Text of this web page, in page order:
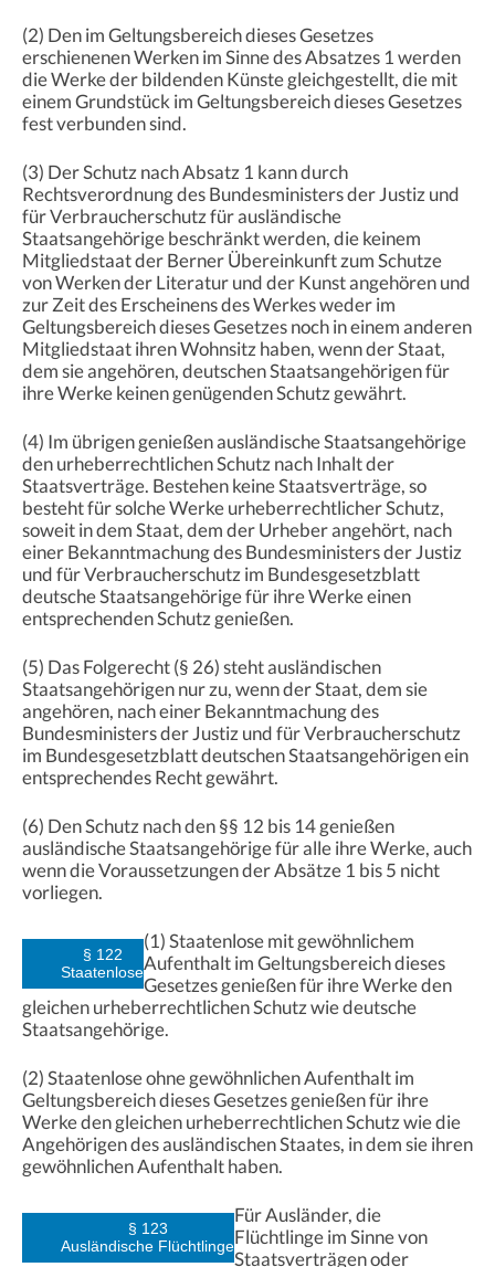
(2) Den im Geltungsbereich dieses Gesetzes
erschienenen Werken im Sinne des Absatzes 1 werden
die Werke der bildenden Künste gleichgestellt, die mit
einem Grundstück im Geltungsbereich dieses Gesetzes
fest verbunden sind.
(3) Der Schutz nach Absatz 1 kann durch
Rechtsverordnung des Bundesministers der Justiz und
für Verbraucherschutz für ausländische
Staatsangehörige beschränkt werden, die keinem
Mitgliedstaat der Berner Übereinkunft zum Schutze
von Werken der Literatur und der Kunst angehören und
zur Zeit des Erscheinens des Werkes weder im
Geltungsbereich dieses Gesetzes noch in einem anderen
Mitgliedstaat ihren Wohnsitz haben, wenn der Staat,
dem sie angehören, deutschen Staatsangehörigen für
ihre Werke keinen genügenden Schutz gewährt.
(4) Im übrigen genießen ausländische Staatsangehörige
den urheberrechtlichen Schutz nach Inhalt der
Staatsverträge. Bestehen keine Staatsverträge, so
besteht für solche Werke urheberrechtlicher Schutz,
soweit in dem Staat, dem der Urheber angehört, nach
einer Bekanntmachung des Bundesministers der Justiz
und für Verbraucherschutz im Bundesgesetzblatt
deutsche Staatsangehörige für ihre Werke einen
entsprechenden Schutz genießen.
(5) Das Folgerecht (§ 26) steht ausländischen
Staatsangehörigen nur zu, wenn der Staat, dem sie
angehören, nach einer Bekanntmachung des
Bundesministers der Justiz und für Verbraucherschutz
im Bundesgesetzblatt deutschen Staatsangehörigen ein
entsprechendes Recht gewährt.
(6) Den Schutz nach den §§ 12 bis 14 genießen
ausländische Staatsangehörige für alle ihre Werke, auch
wenn die Voraussetzungen der Absätze 1 bis 5 nicht
vorliegen.
§ 122
Staatenlose
(1) Staatenlose mit gewöhnlichem
Aufenthalt im Geltungsbereich dieses
Gesetzes genießen für ihre Werke den
gleichen urheberrechtlichen Schutz wie deutsche
Staatsangehörige.
(2) Staatenlose ohne gewöhnlichen Aufenthalt im
Geltungsbereich dieses Gesetzes genießen für ihre
Werke den gleichen urheberrechtlichen Schutz wie die
Angehörigen des ausländischen Staates, in dem sie ihren
gewöhnlichen Aufenthalt haben.
§ 123
Ausländische Flüchtlinge
Für Ausländer, die
Flüchtlinge im Sinne von
Staatsverträgen oder